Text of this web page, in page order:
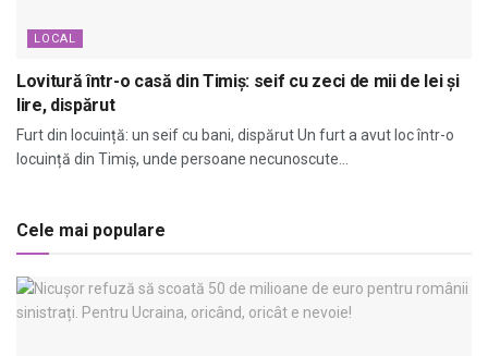
LOCAL
Lovitură într-o casă din Timiș: seif cu zeci de mii de lei și
lire, dispărut
Furt din locuință: un seif cu bani, dispărut Un furt a avut loc într-o
locuință din Timiș, unde persoane necunoscute...
Cele mai populare